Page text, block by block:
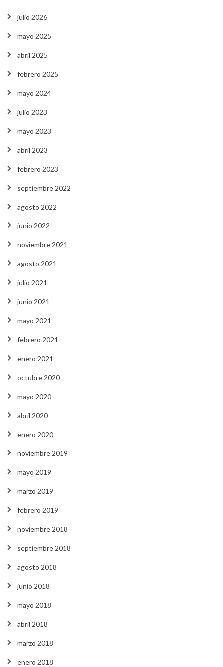
julio 2026
mayo 2025
abril 2025
febrero 2025
mayo 2024
julio 2023
mayo 2023
abril 2023
febrero 2023
septiembre 2022
agosto 2022
junio 2022
noviembre 2021
agosto 2021
julio 2021
junio 2021
mayo 2021
febrero 2021
enero 2021
octubre 2020
mayo 2020
abril 2020
enero 2020
noviembre 2019
mayo 2019
marzo 2019
febrero 2019
noviembre 2018
septiembre 2018
agosto 2018
junio 2018
mayo 2018
abril 2018
marzo 2018
enero 2018